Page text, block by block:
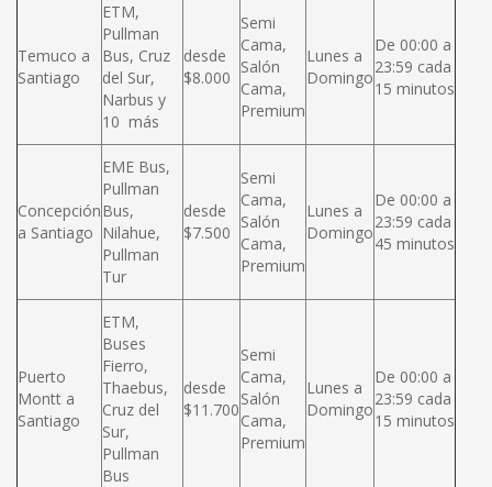
Temuco a
Santiago
ETM,
Pullman
Bus, Cruz
del Sur,
Narbus y
10 más
desde
$8.000
Semi
Cama,
Salón
Cama,
Premium
Lunes a
Domingo
De 00:00 a
23:59 cada
15 minutos
Concepción
a Santiago
EME Bus,
Pullman
Bus,
Nilahue,
Pullman
Tur
desde
$7.500
Semi
Cama,
Salón
Cama,
Premium
Lunes a
Domingo
De 00:00 a
23:59 cada
45 minutos
Puerto
Montt a
Santiago
ETM,
Buses
Fierro,
Thaebus,
Cruz del
Sur,
Pullman
Bus
desde
$11.700
Semi
Cama,
Salón
Cama,
Premium
Lunes a
Domingo
De 00:00 a
23:59 cada
15 minutos